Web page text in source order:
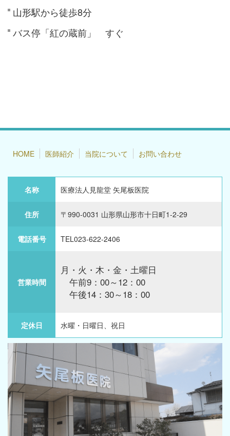
山形駅から徒歩8分
バス停「紅の蔵前」 すぐ
HOME 医師紹介 当院について お問い合わせ
名称 医療法人見龍堂 矢尾板医院
住所 〒990-0031 山形県山形市十日町1-2-29
電話番号 TEL023-622-2406
営業時間
月・火・木・金・土曜日
午前9：00～12：00
午後14：30～18：00
定休日 水曜・日曜日、祝日